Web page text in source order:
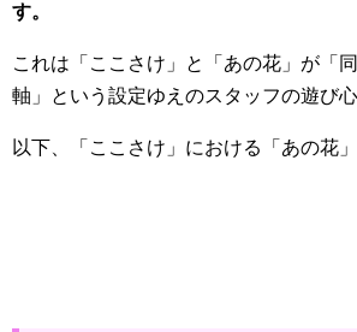
す。
これは「ここさけ」と「あの花」が「
軸」という設定ゆえのスタッフの遊び心
以下、「ここさけ」における「あの花